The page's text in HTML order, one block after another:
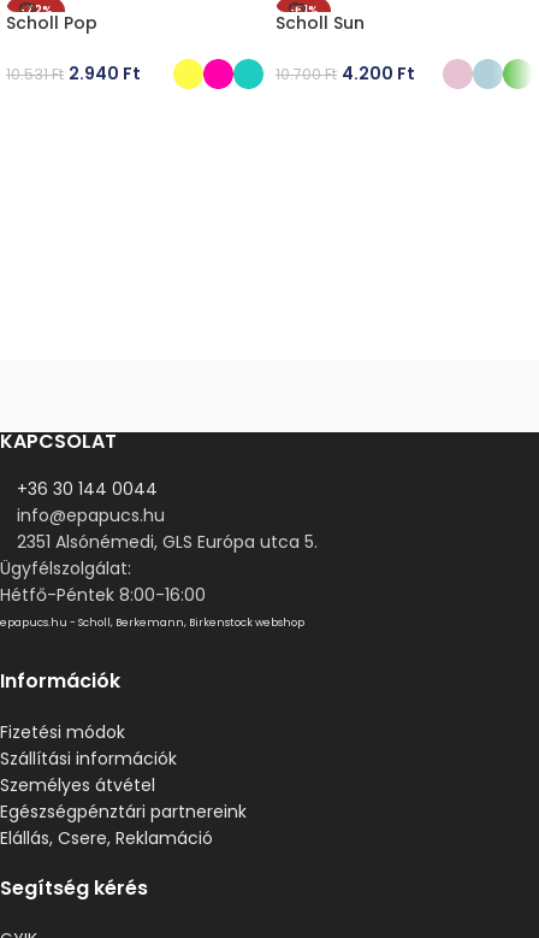
-72%
Scholl Pop
10.531Ft 2.940 Ft
-61%
Scholl Sun
10.700Ft 4.200 Ft
KAPCSOLAT
+36 30 144 0044
info@epapucs.hu
2351 Alsónémedi, GLS Európa utca 5.
Ügyfélszolgálat:
Hétfő-Péntek 8:00-16:00
epapucs.hu - Scholl, Berkemann, Birkenstock webshop
Információk
Fizetési módok
Szállítási információk
Személyes átvétel
Egészségpénztári partnereink
Elállás, Csere, Reklamáció
Segítség kérés